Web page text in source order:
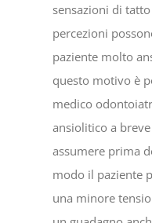
sensazioni di
percezioni
paziente molto
questo motivo è
medico
ansiolitico a
assumere prima
modo il paziente
una minore